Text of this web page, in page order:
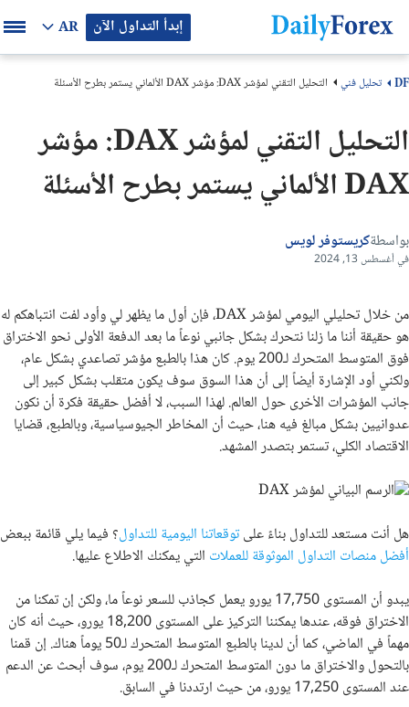
إبدأ التداول الآن AR
DF تحليل فني التحليل التقني لمؤشر DAX: مؤشر DAX الألماني يستمر بطرح الأسئلة
التحليل التقني لمؤشر DAX: مؤشر
DAX الألماني يستمر بطرح الأسئلة
بواسطةكريستوفر لويس
في أغسطس 13, 2024
من خلال تحليلي اليومي لمؤشر DAX، فإن أول ما يظهر لي وأود لفت انتباهكم له
هو حقيقة أننا ما زلنا نتحرك بشكل جانبي نوعاً ما بعد الدفعة الأولى نحو الاختراق
فوق المتوسط المتحرك لـ200 يوم. كان هذا بالطبع مؤشر تصاعدي بشكل عام،
ولكني أود الإشارة أيضاً إلى أن هذا السوق سوف يكون متقلب بشكل كبير إلى
جانب المؤشرات الأخرى حول العالم. لهذا السبب، لا أفضل حقيقة فكرة أن نكون
عدوانيين بشكل مبالغ فيه هنا، حيث أن المخاطر الجيوسياسية، وبالطبع، قضايا
الاقتصاد الكلي، تستمر بتصدر المشهد.
هل أنت مستعد للتداول بناءً علىتوقعاتنا اليومية للتداول؟ فيما يلي قائمة ببعض
أفضل منصات التداول الموثوقة للعملات التي يمكنك الاطلاع عليها.
يبدو أن المستوى 17,750 يورو يعمل كجاذب للسعر نوعاً ما، ولكن إن تمكنا من
الاختراق فوقه، عندها يمكننا التركيز على المستوى 18,200 يورو، حيث أنه كان
مهماً في الماضي، كما أن لدينا بالطبع المتوسط المتحرك لـ50 يوماً هناك. إن قمنا
بالتحول والاختراق ما دون المتوسط المتحرك لـ200 يوم، سوف أبحث عن الدعم
عند المستوى 17,250 يورو، من حيث ارتددنا في السابق.